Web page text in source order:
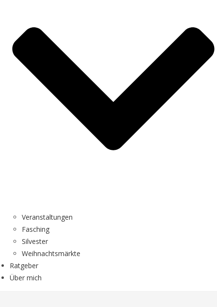
Veranstaltungen
Fasching
Silvester
Weihnachtsmärkte
Ratgeber
Über mich